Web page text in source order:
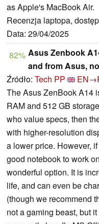
as Apple's MacBook Air.
Recenzja laptopa,
Data: 29/04/2025
82% Asus Zenbook
and from Asus,
Źródło: Tech PP
The Asus ZenBook A14
RAM and 512 GB
who value specs, then
with higher-resolution
a lower price. However,
good notebook to work
wonderful option. It is
life, and can even be
(though we recommend
not a gaming beast, but